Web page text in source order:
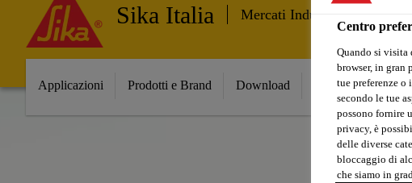
Sika Italia Mercati Industria
Applicazioni Prodotti e Brand Download Innovazioni
Centro
Quando si visita
browser, in gran
tue preferenze
secondo le tue
possono fornire
privacy, è
delle diverse
bloccaggio di
che siamo in